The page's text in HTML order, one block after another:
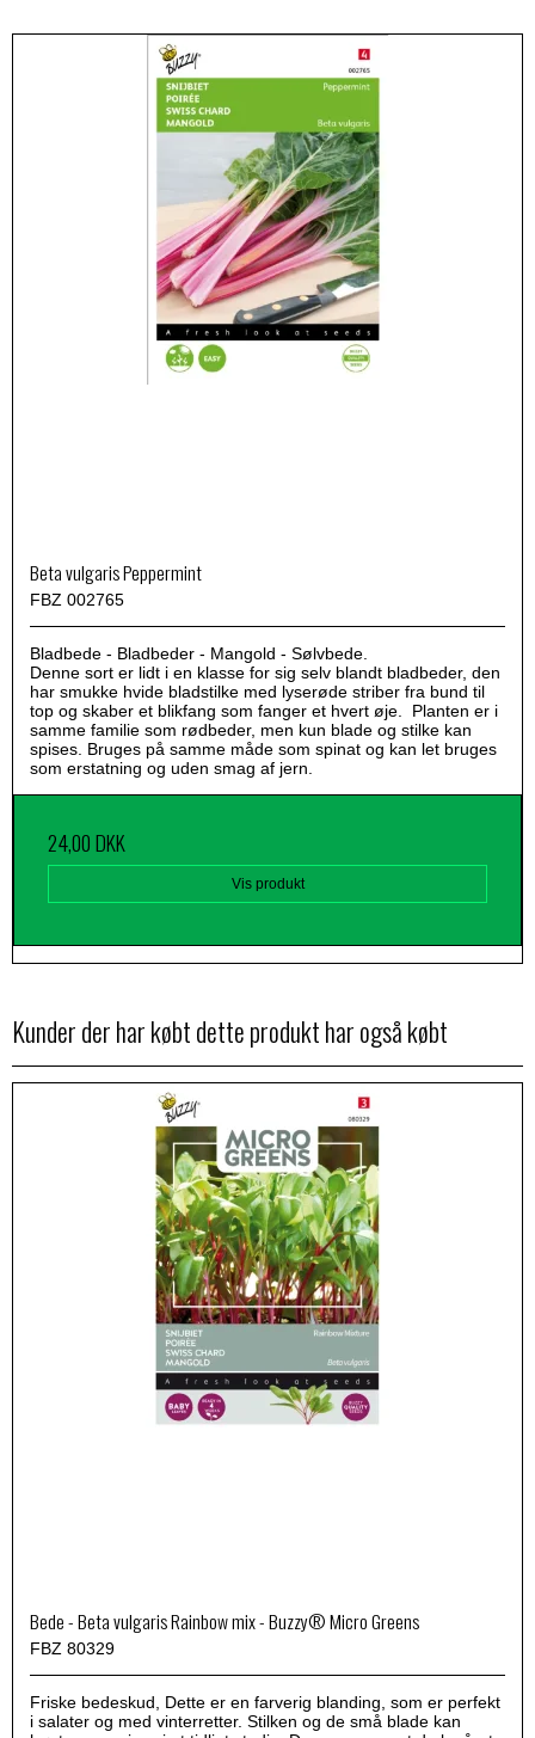
Beta vulgaris Peppermint
FBZ 002765
Bladbede - Bladbeder - Mangold - Sølvbede.
Denne sort er lidt i en klasse for sig selv blandt bladbeder, den
har smukke hvide bladstilke med lyserøde striber fra bund til
top og skaber et blikfang som fanger et hvert øje. Planten er i
samme familie som rødbeder, men kun blade og stilke kan
spises. Bruges på samme måde som spinat og kan let bruges
som erstatning og uden smag af jern.
24,00 DKK
Vis produkt
Kunder der har købt dette produkt har også købt
Bede - Beta vulgaris Rainbow mix - Buzzy® Micro Greens
FBZ 80329
Friske bedeskud, Dette er en farverig blanding, som er perfekt
i salater og med vinterretter. Stilken og de små blade kan